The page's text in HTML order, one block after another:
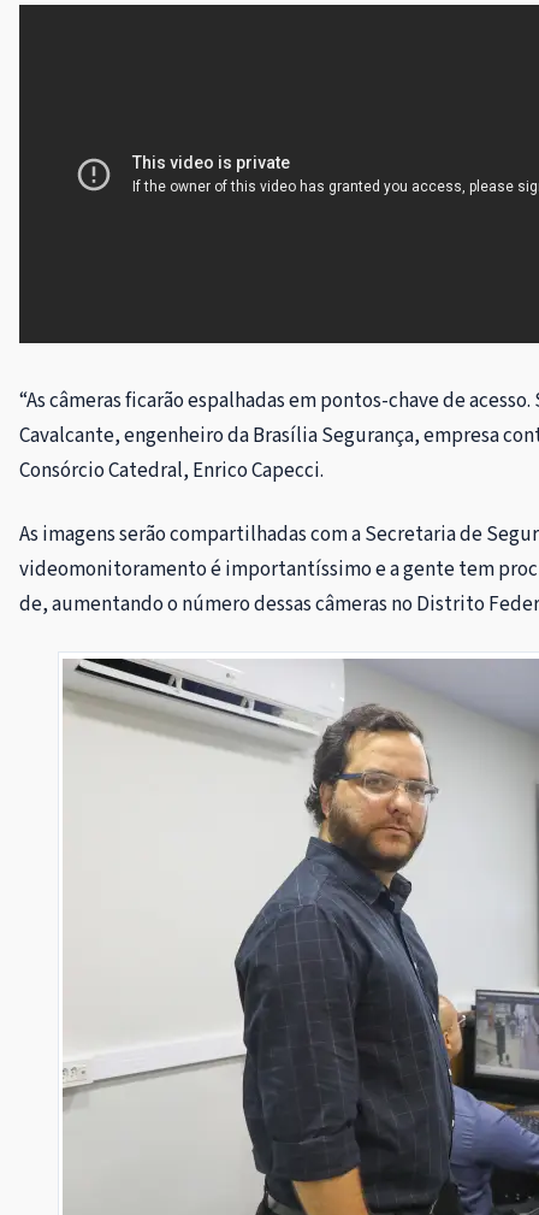
“As câmeras ficarão espalhadas em pontos-chave de
Cavalcante, engenheiro da Brasília Segurança, empresa
Consórcio Catedral, Enrico Capecci.
As imagens serão compartilhadas com a Secretaria de
videomonitoramento é importantíssimo e a gente tem
de, aumentando o número dessas câmeras no Distrito